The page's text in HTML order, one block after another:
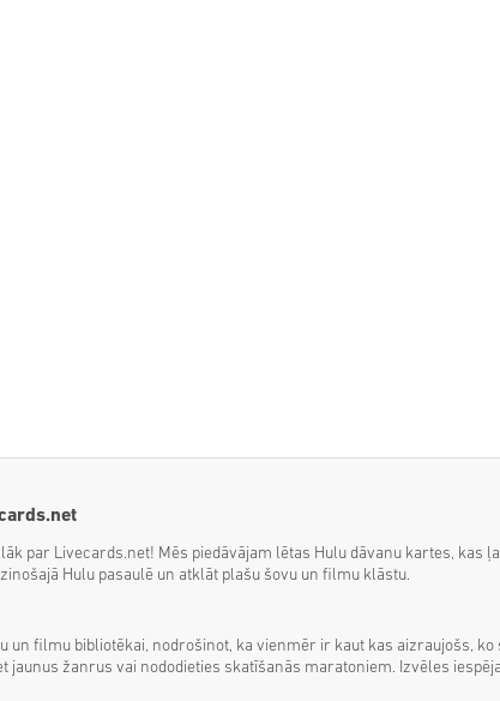
par Livecards.net! Mēs piedāvājam lētas Hulu dāvanu kartes, kas
Hulu pasaulē un atklāt plašu šovu un filmu klāstu.
un filmu bibliotēkai, nodrošinot, ka vienmēr ir kaut kas aizraujošs,
žanrus vai nododieties skatīšanās maratoniem. Izvēles